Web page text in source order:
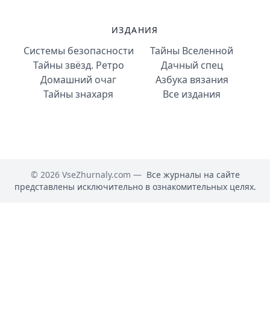
ИЗДАНИЯ
Системы безопасности
Тайны звёзд. Ретро
Домашний очаг
Тайны знахаря
Тайны Вселенной
Дачный спец
Азбука вязания
Все издания
© 2026 VseZhurnaly.com — Все журналы на сайте
представлены исключительно в ознакомительных целях.